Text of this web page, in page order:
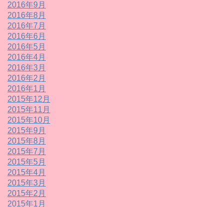
2016年9月
2016年8月
2016年7月
2016年6月
2016年5月
2016年4月
2016年3月
2016年2月
2016年1月
2015年12月
2015年11月
2015年10月
2015年9月
2015年8月
2015年7月
2015年5月
2015年4月
2015年3月
2015年2月
2015年1月